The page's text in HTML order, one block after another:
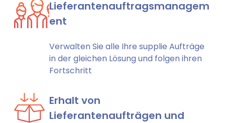
Lieferantenauftragsmanagem
ent
Verwalten Sie alle Ihre supplie Aufträge
in der gleichen Lösung und folgen ihren
Fortschritt
Erhalt von
Lieferantenaufträgen und